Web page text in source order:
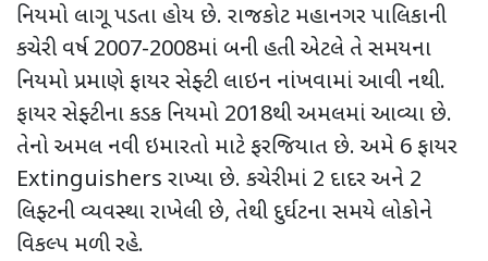
નિયમો લાગૂ પડતા હોય છે. રાજકોટ મહાનગર પાલિકાની
કચેરી વર્ષ 2007-2008માં બની હતી એટલે તે સમયના
નિયમો પ્રમાણે ફાયર સેફ્ટી લાઇન નાંખવામાં આવી નથી.
ફાયર સેફ્ટીના કડક નિયમો 2018થી અમલમાં આવ્યા છે.
તેનો અમલ નવી ઇમારતો માટે ફરજિયાત છે. અમે 6 ફાયર
Extinguishers રાખ્યા છે. કચેરીમાં 2 દાદર અને 2
લિફ્ટની વ્યવસ્થા રાખેલી છે, તેથી દુર્ઘટના સમયે લોકોને
વિકલ્પ મળી રહે.